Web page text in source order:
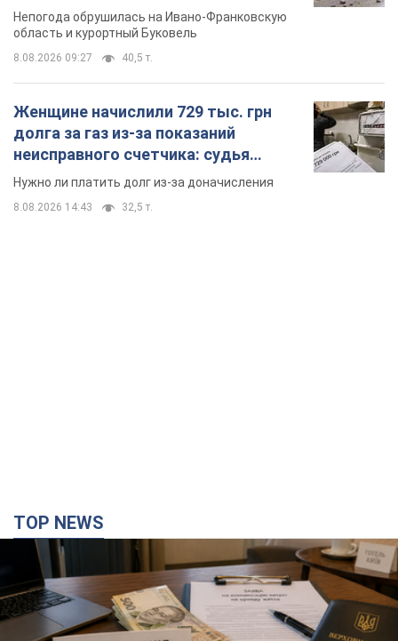
Непогода обрушилась на Ивано-Франковскую
область и курортный Буковель
8.08.2026 09:27 40,5 т.
Женщине начислили 729 тыс. грн
долга за газ из-за показаний
неисправного счетчика: судья
вынес неожиданное решение
Нужно ли платить долг из-за доначисления
8.08.2026 14:43 32,5 т.
TOP NEWS